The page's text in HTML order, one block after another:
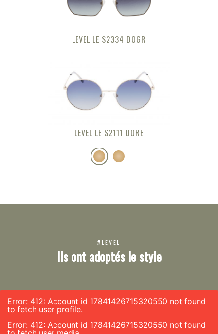
LEVEL LE S2334 DOGR
LEVEL LE S2111 DORE
#LEVEL
Ils ont adoptés le style
Error: 412: Account id 17841426715320550 not found
to fetch user profile.
Error: 412: Account id 17841426715320550 not found